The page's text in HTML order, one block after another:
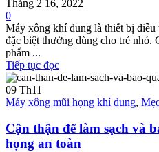
Tháng 2 16, 2022
0
Máy xông khí dung là thiết bị điều
đặc biệt thường dùng cho trẻ nhỏ.
phẩm ...
Tiếp tục đọc
09 Th11
Máy xông mũi họng khí dung,
Cận thận để làm sạch và
họng an toàn